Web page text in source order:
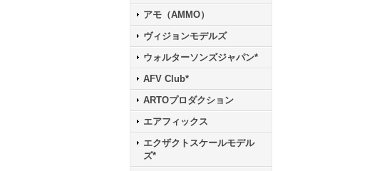
アモ（AMMO）
ヴィジョンモデルズ
ウォルターソンズジャパン*
AFV Club*
ARTOプロダクション
エアフィックス
エクザクトスケールモデル
ズ*